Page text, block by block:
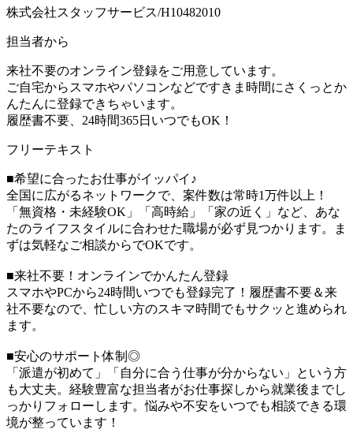
株式会社スタッフサービス/H10482010
担当者から
来社不要のオンライン登録をご用意しています。
ご自宅からスマホやパソコンなどですきま時間にさくっとか
んたんに登録できちゃいます。
履歴書不要、24時間365日いつでもOK！
フリーテキスト
■希望に合ったお仕事がイッパイ♪
全国に広がるネットワークで、案件数は常時1万件以上！
「無資格・未経験OK」「高時給」「家の近く」など、あな
たのライフスタイルに合わせた職場が必ず見つかります。ま
ずは気軽なご相談からでOKです。
■来社不要！オンラインでかんたん登録
スマホやPCから24時間いつでも登録完了！履歴書不要＆来
社不要なので、忙しい方のスキマ時間でもサクッと進められ
ます。
■安心のサポート体制◎
「派遣が初めて」「自分に合う仕事が分からない」という方
も大丈夫。経験豊富な担当者がお仕事探しから就業後までし
っかりフォローします。悩みや不安をいつでも相談できる環
境が整っています！